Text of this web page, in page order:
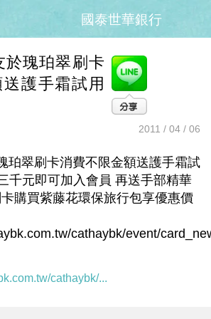
國泰世華銀行
於瑰珀翠刷卡
護手霜試用
2011 / 04 / 06
珀翠刷卡消費不限金額送護手霜試
千元即可加入會員 再送手部精華
購買紫藤花環保旅行包享優惠價
cathaybk/event/
cathaybk/...